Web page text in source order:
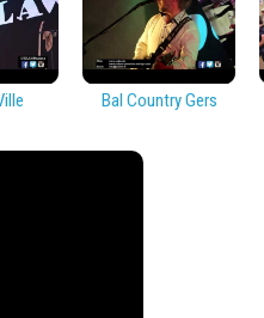
Bal Country Gers